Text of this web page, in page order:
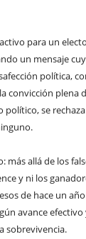
para un
un mensaje
política,
convicción plena
político, se
más allá de los
y ni los
de hace un
avance efectivo
sobrevivencia.